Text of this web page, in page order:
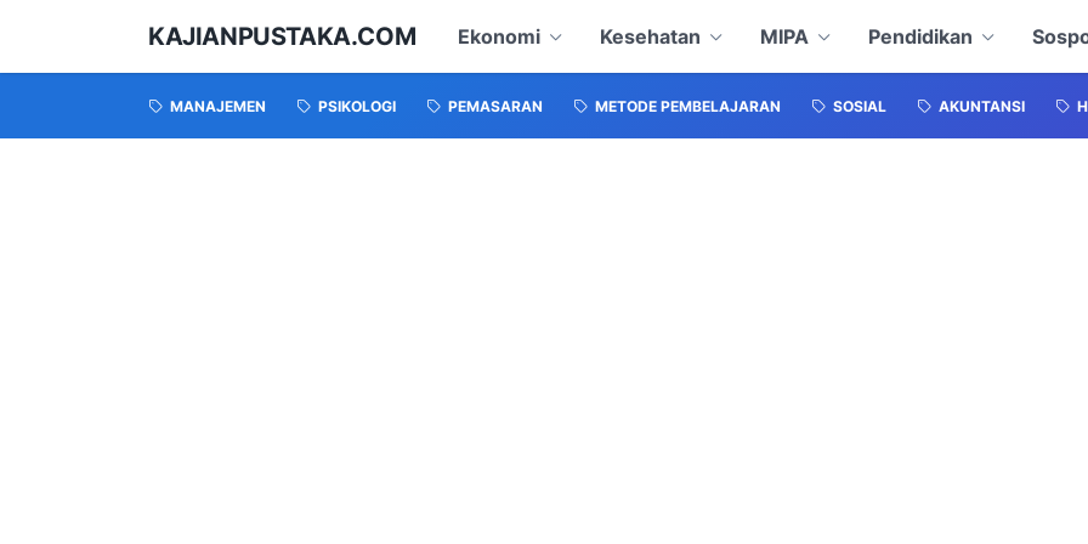
KAJIANPUSTAKA.COM Ekonomi Kesehatan MIPA Pendidikan
MANAJEMEN PSIKOLOGI PEMASARAN METODE PEMBELAJARAN SOSIAL AKUNTANSI